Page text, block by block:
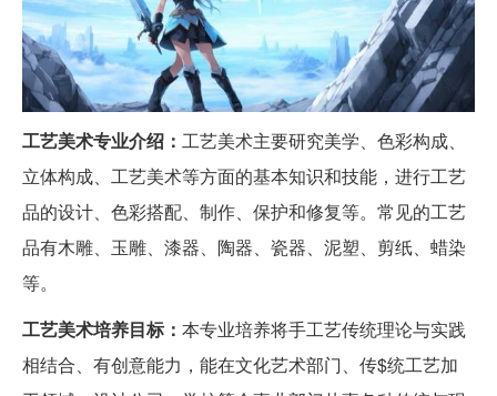
工艺美术专业介绍： 工艺美术主要研究美学、色彩构成、
立体构成、工艺美术等方面的基本知识和技能，进行工艺
品的设计、色彩搭配、制作、保护和修复等。常见的工艺
品有木雕、玉雕、漆器、陶器、瓷器、泥塑、剪纸、蜡染
等。
工艺美术培养目标： 本专业培养将手工艺传统理论与实践
相结合、有创意能力，能在文化艺术部门、传$统工艺加